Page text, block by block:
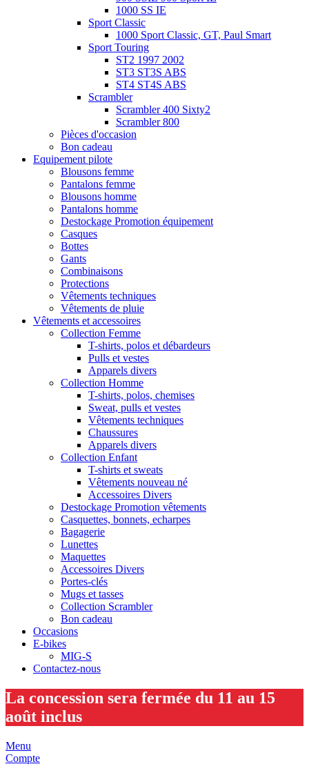
1000 SS IE
Sport Classic
1000 Sport Classic, GT, Paul Smart
Sport Touring
ST2 1997 2002
ST3 ST3S ABS
ST4 ST4S ABS
Scrambler
Scrambler 400 Sixty2
Scrambler 800
Pièces d'occasion
Bon cadeau
Equipement pilote
Blousons femme
Pantalons femme
Blousons homme
Pantalons homme
Destockage Promotion équipement
Casques
Bottes
Gants
Combinaisons
Protections
Vêtements techniques
Vêtements de pluie
Vêtements et accessoires
Collection Femme
T-shirts, polos et débardeurs
Pulls et vestes
Apparels divers
Collection Homme
T-shirts, polos, chemises
Sweat, pulls et vestes
Vêtements techniques
Chaussures
Apparels divers
Collection Enfant
T-shirts et sweats
Vêtements nouveau né
Accessoires Divers
Destockage Promotion vêtements
Casquettes, bonnets, echarpes
Bagagerie
Lunettes
Maquettes
Accessoires Divers
Portes-clés
Mugs et tasses
Collection Scrambler
Bon cadeau
Occasions
E-bikes
MIG-S
Contactez-nous
La concession sera fermée du 11 au 15
août inclus
Menu
Compte